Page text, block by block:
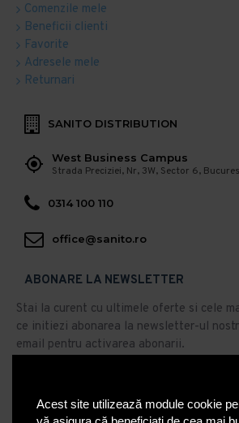
Acest site utilizează module cookie
Comenzile mele
Beneficii clienti
Favorite
Adresele mele
Returnari
SANITO DISTRIBUTION
West Business Campus
Strada Preciziei, Nr, 3W, Sector 6,
0314 100 110
office@sanito.ro
ABONARE LA NEWSLETTER
Stai la curent cu ultimele oferte si cele
ce initiezi abonarea la newsletter-ul
email pentru activarea abonarii.
Am citit şi sunt de acord cu Politica de